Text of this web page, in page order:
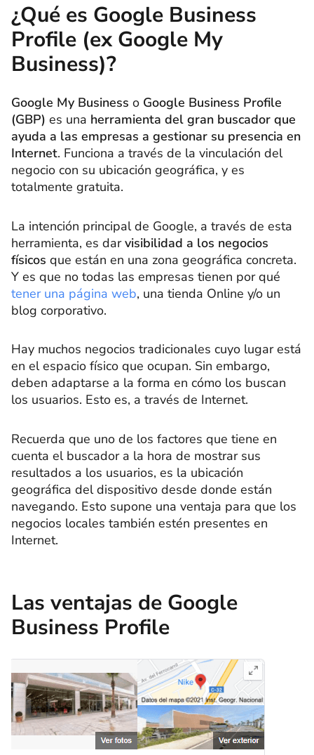
¿Qué es Google Business
Profile (ex Google My
Business)?
Google My Business o Google Business Profile
(GBP) es una herramienta del gran buscador que
ayuda a las empresas a gestionar su presencia en
Internet. Funciona a través de la vinculación del
negocio con su ubicación geográfica, y es
totalmente gratuita.
La intención principal de Google, a través de esta
herramienta, es darvisibilidad a los negocios
físicos que están en una zona geográfica concreta.
Y es que no todas las empresas tienen por qué
tener una página web, una tienda Online y/o un
blog corporativo.
Hay muchos negocios tradicionales cuyo lugar está
en el espacio físico que ocupan. Sin embargo,
deben adaptarse a la forma en cómo los buscan
los usuarios. Esto es, a través de Internet.
Recuerda que uno de los factores que tiene en
cuenta el buscador a la hora de mostrar sus
resultados a los usuarios, es la ubicación
geográfica del dispositivo desde donde están
navegando. Esto supone una ventaja para que los
negocios locales también estén presentes en
Internet.
Las ventajas de Google
Business Profile